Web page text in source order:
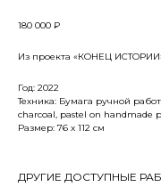
180 000 ₽
Из проекта «КОНЕЦ
Год: 2022
Техника: Бумага ручной
charcoal, pastel on handmade
Размер: 76 x 112 см
ДРУГИЕ ДОСТУПНЫЕ